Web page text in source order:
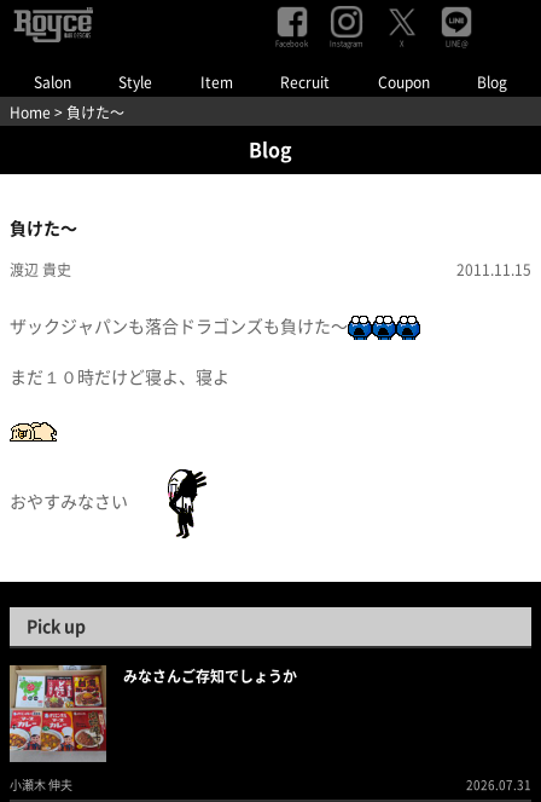
Salon Style Item Recruit Coupon Blog
Facebook Instagram X LINE@
Home > 負けた〜
Blog
負けた〜
渡辺 貴史 2011.11.15
ザックジャパンも落合ドラゴンズも負けた〜
まだ１０時だけど寝よ、寝よ
おやすみなさい
Pick up
みなさんご存知でしょうか
小瀬木 伸夫 2026.07.31